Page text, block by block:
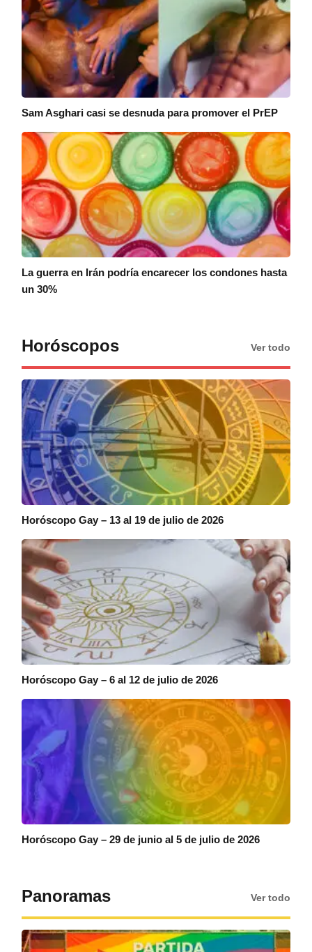
Sam Asghari casi se desnuda para promover el PrEP
La guerra en Irán podría encarecer los condones hasta
un 30%
Horóscopos Ver todo
Horóscopo Gay – 13 al 19 de julio de 2026
Horóscopo Gay – 6 al 12 de julio de 2026
Horóscopo Gay – 29 de junio al 5 de julio de 2026
Panoramas Ver todo